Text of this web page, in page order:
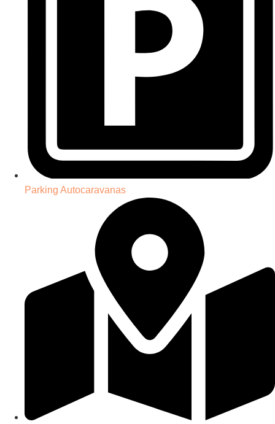
Parking Autocaravanas